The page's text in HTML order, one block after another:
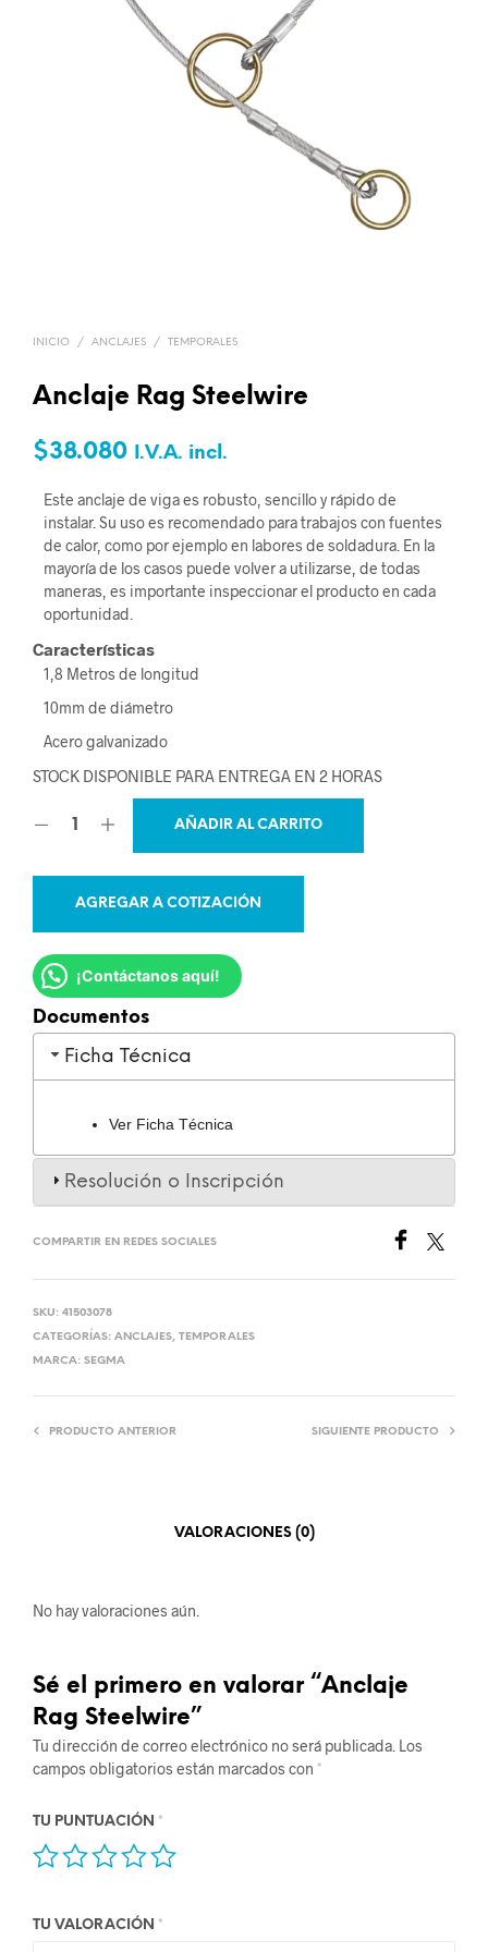
INICIO / ANCLAJES / TEMPORALES
Anclaje Rag Steelwire
$38.080 I.V.A. incl.
Este anclaje de viga es robusto, sencillo y rápido de
instalar. Su uso es recomendado para trabajos con fuentes
de calor, como por ejemplo en labores de soldadura. En la
mayoría de los casos puede volver a utilizarse, de todas
maneras, es importante inspeccionar el producto en cada
oportunidad.
Características
1,8 Metros de longitud
10mm de diámetro
Acero galvanizado
STOCK DISPONIBLE PARA ENTREGA EN 2 HORAS
AÑADIR AL CARRITO
AGREGAR A COTIZACIÓN
¡Contáctanos aquí!
Documentos
Ficha Técnica
Ver Ficha Técnica
Resolución o Inscripción
COMPARTIR EN REDES SOCIALES
SKU: 41503078
CATEGORÍAS: ANCLAJES, TEMPORALES
MARCA: SEGMA
PRODUCTO ANTERIOR SIGUIENTE PRODUCTO
VALORACIONES (0)
No hay valoraciones aún.
Sé el primero en valorar “Anclaje
Rag Steelwire”
Tu dirección de correo electrónico no será publicada. Los
campos obligatorios están marcados con *
TU PUNTUACIÓN *
TU VALORACIÓN *